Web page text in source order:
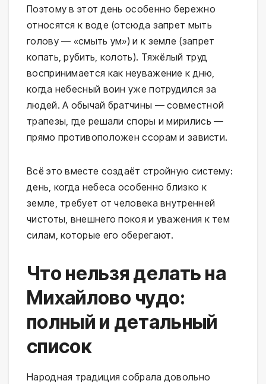
Поэтому в этот день особенно бережно
относятся к воде (отсюда запрет мыть
голову — «смыть ум») и к земле (запрет
копать, рубить, колоть). Тяжёлый труд
воспринимается как неуважение к дню,
когда небесный воин уже потрудился за
людей. А обычай братчины — совместной
трапезы, где решали споры и мирились —
прямо противоположен ссорам и зависти.
Всё это вместе создаёт стройную систему:
день, когда небеса особенно близко к
земле, требует от человека внутренней
чистоты, внешнего покоя и уважения к тем
силам, которые его оберегают.
Что нельзя делать на
Михайлово чудо:
полный и детальный
список
Народная традиция собрала довольно